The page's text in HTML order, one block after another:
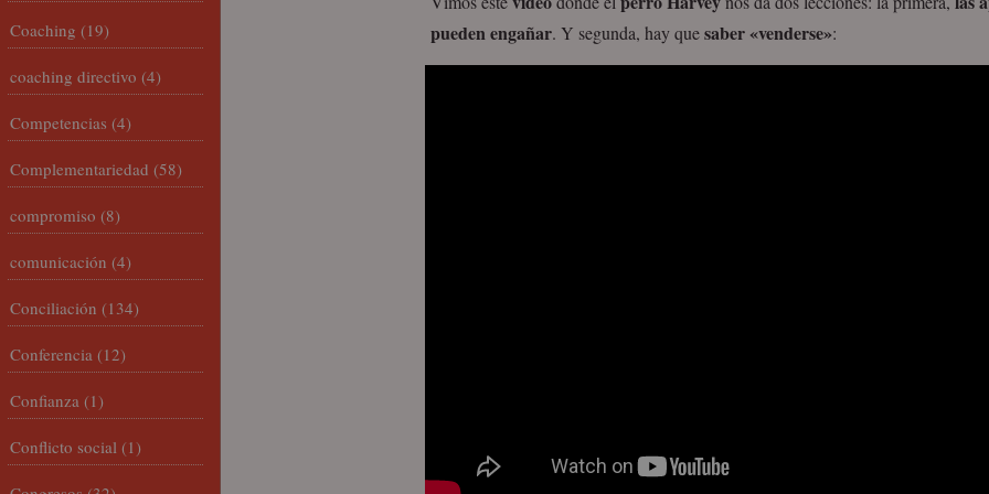
pueden engañar. Y segunda, hay quesaber «venderse»:
Coaching (19)
coaching directivo (4)
Competencias (4)
Complementariedad (58)
compromiso (8)
comunicación (4)
Conciliación (134)
Conferencia (12)
Confianza (1)
Conflicto social (1)